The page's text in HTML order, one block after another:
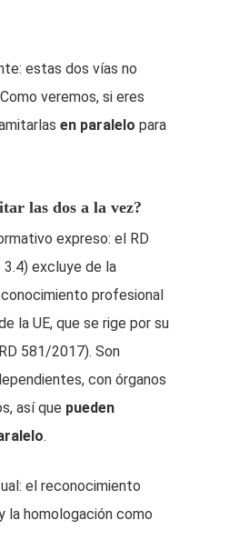
estas dos vías no
veremos, si eres
en paralelo para
las dos a la vez?
expreso: el RD
excluye de la
profesional
la UE, que se rige por su
581/2017). Son
con órganos
así que pueden
.
el reconocimiento
la homologación como